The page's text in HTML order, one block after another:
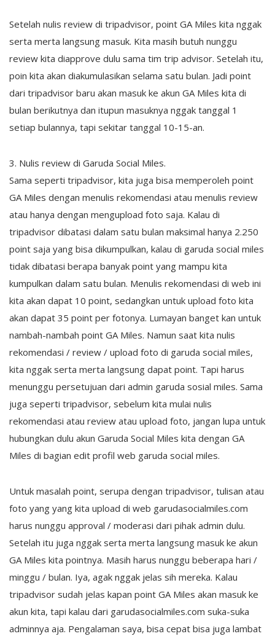
Setelah nulis review di tripadvisor, point GA Miles kita nggak
serta merta langsung masuk. Kita masih butuh nunggu
review kita diapprove dulu sama tim trip advisor. Setelah itu,
poin kita akan diakumulasikan selama satu bulan. Jadi point
dari tripadvisor baru akan masuk ke akun GA Miles kita di
bulan berikutnya dan itupun masuknya nggak tanggal 1
setiap bulannya, tapi sekitar tanggal 10-15-an.
3. Nulis review di Garuda Social Miles.
Sama seperti tripadvisor, kita juga bisa memperoleh point
GA Miles dengan menulis rekomendasi atau menulis review
atau hanya dengan mengupload foto saja. Kalau di
tripadvisor dibatasi dalam satu bulan maksimal hanya 2.250
point saja yang bisa dikumpulkan, kalau di garuda social miles
tidak dibatasi berapa banyak point yang mampu kita
kumpulkan dalam satu bulan. Menulis rekomendasi di web ini
kita akan dapat 10 point, sedangkan untuk upload foto kita
akan dapat 35 point per fotonya. Lumayan banget kan untuk
nambah-nambah point GA Miles. Namun saat kita nulis
rekomendasi / review / upload foto di garuda social miles,
kita nggak serta merta langsung dapat point. Tapi harus
menunggu persetujuan dari admin garuda sosial miles. Sama
juga seperti tripadvisor, sebelum kita mulai nulis
rekomendasi atau review atau upload foto, jangan lupa untuk
hubungkan dulu akun Garuda Social Miles kita dengan GA
Miles di bagian edit profil web garuda social miles.
Untuk masalah point, serupa dengan tripadvisor, tulisan atau
foto yang yang kita upload di web garudasocialmiles.com
harus nunggu approval / moderasi dari pihak admin dulu.
Setelah itu juga nggak serta merta langsung masuk ke akun
GA Miles kita pointnya. Masih harus nunggu beberapa hari /
minggu / bulan. Iya, agak nggak jelas sih mereka. Kalau
tripadvisor sudah jelas kapan point GA Miles akan masuk ke
akun kita, tapi kalau dari garudasocialmiles.com suka-suka
adminnya aja. Pengalaman saya, bisa cepat bisa juga lambat